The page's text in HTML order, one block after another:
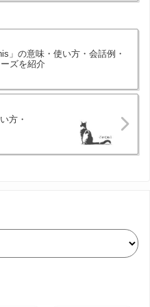
」の意味・使い方・会話例・
ズを紹介
方・